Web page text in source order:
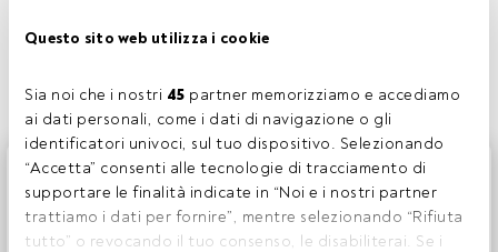
Questo sito web utilizza i cookie
Sia noi che i nostri 45 partner memorizziamo e accediamo
ai dati personali, come i dati di navigazione o gli
identificatori univoci, sul tuo dispositivo. Selezionando
“Accetta” consenti alle tecnologie di tracciamento di
supportare le finalità indicate in “Noi e i nostri partner
trattiamo i dati per fornire”, mentre selezionando “Rifiuta
tutto” o revocando il tuo consenso, le disabiliterai. Se i
Condividi:
Questo è un articolo riservato agli utenti FundsPeople. Se
sei già registrato, accedi tramite il pulsante Login. Se non
hai ancora un account, ti invitiamo a registrarti per scoprire
tutti i contenuti che FundsPeople ha da offrire.